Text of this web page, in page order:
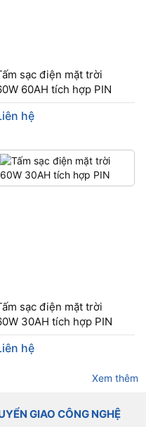
sạc điện mặt trời
60AH tích hợp PIN
hệ
sạc điện mặt trời
30AH tích hợp PIN
hệ
Xem thêm
GIAO CÔNG NGHỆ